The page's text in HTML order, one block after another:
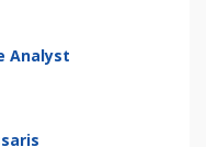
Analyst